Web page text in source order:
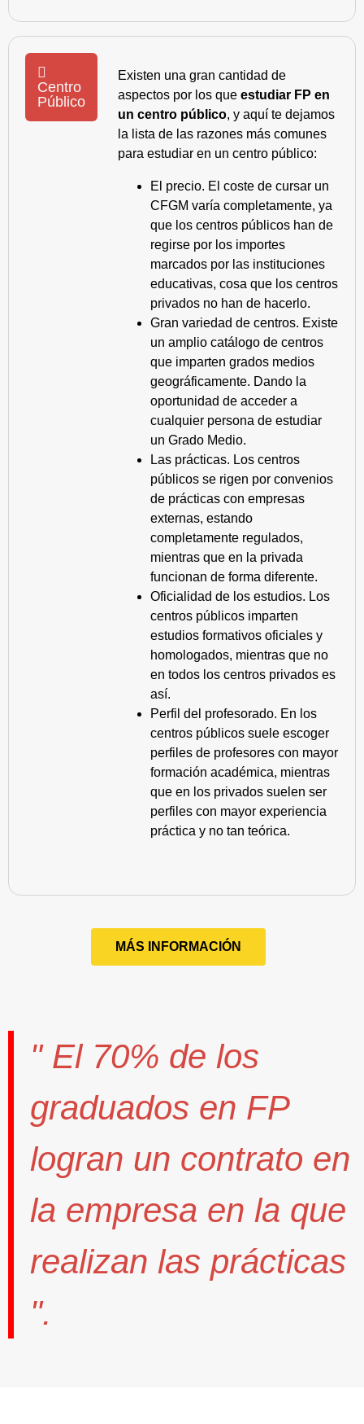
Centro
Público
Existen una gran cantidad de
aspectos por los que estudiar FP en
un centro público, y aquí te dejamos
la lista de las razones más comunes
para estudiar en un centro público:
El precio. El coste de cursar un
CFGM varía completamente, ya
que los centros públicos han de
regirse por los importes
marcados por las instituciones
educativas, cosa que los centros
privados no han de hacerlo.
Gran variedad de centros. Existe
un amplio catálogo de centros
que imparten grados medios
geográficamente. Dando la
oportunidad de acceder a
cualquier persona de estudiar
un Grado Medio.
Las prácticas. Los centros
públicos se rigen por convenios
de prácticas con empresas
externas, estando
completamente regulados,
mientras que en la privada
funcionan de forma diferente.
Oficialidad de los estudios. Los
centros públicos imparten
estudios formativos oficiales y
homologados, mientras que no
en todos los centros privados es
así.
Perfil del profesorado. En los
centros públicos suele escoger
perfiles de profesores con mayor
formación académica, mientras
que en los privados suelen ser
perfiles con mayor experiencia
práctica y no tan teórica.
MÁS INFORMACIÓN
" El 70% de los
graduados en FP
logran un contrato en
la empresa en la que
realizan las prácticas
".